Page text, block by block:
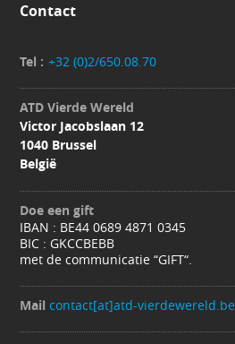
Contact
Tel : +32 (0)2/650.08.70
ATD Vierde Wereld
Victor Jacobslaan 12
1040 Brussel
België
Doe een gift
IBAN : BE44 0689 4871 0345
BIC : GKCCBEBB
met de communicatie “GIFT“.
Mail contact[at]atd-vierdewereld.be